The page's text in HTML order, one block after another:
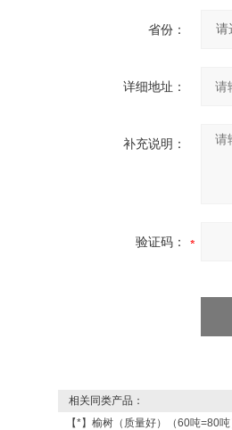
省份：
详细地址：
补充说明：
验证码：
相关同类产品：
【*】榆树（质量好）（60吨=80